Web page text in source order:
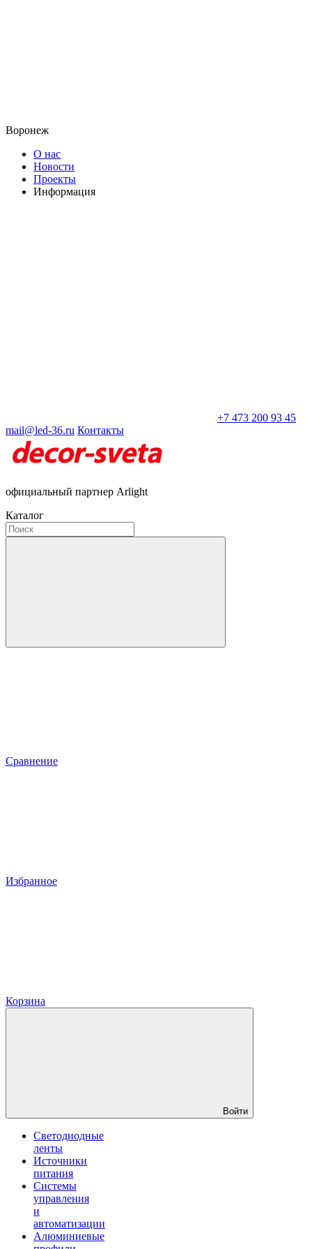
Воронеж
О нас
Новости
Проекты
Информация
+7 473 200 93 45
mail@led-36.ru Контакты
официальный партнер Arlight
Каталог
Сравнение
Избранное
Корзина
Войти
Светодиодные
ленты
Источники
питания
Системы
управления
и
автоматизации
Алюминиевые